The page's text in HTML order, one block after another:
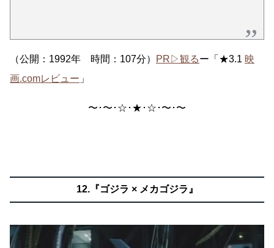
（公開：1992年 時間：107分） PR▷観るー「★3.1 映
画.comレビュー 」
〜･〜･☆･★･☆･〜･〜
12.『ゴジラ × メカゴジラ』